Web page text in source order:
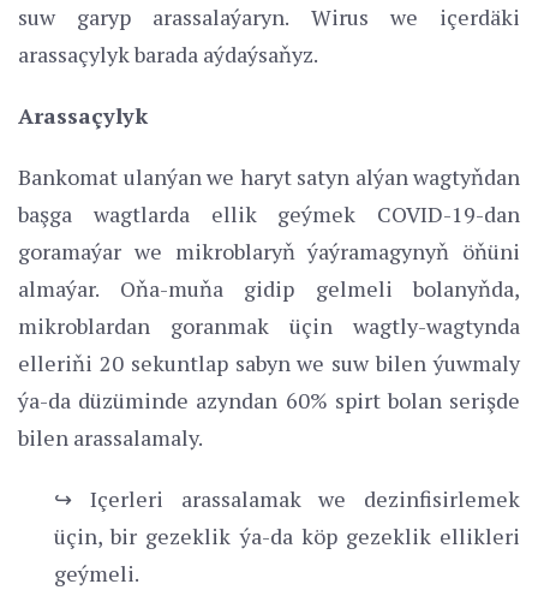
suw garyp arassalaýaryn. Wirus we içerdäki
arassaçylyk barada aýdaýsaňyz.
Arassaçylyk
Bankomat ulanýan we haryt satyn alýan wagtyňdan
başga wagtlarda ellik geýmek COVID-19-dan
goramaýar we mikroblaryň ýaýramagynyň öňüni
almaýar. Oňa-muňa gidip gelmeli bolanyňda,
mikroblardan goranmak üçin wagtly-wagtynda
elleriňi 20 sekuntlap sabyn we suw bilen ýuwmaly
ýa-da düzüminde azyndan 60% spirt bolan serişde
bilen arassalamaly.
↪ Içerleri arassalamak we dezinfisirlemek
üçin, bir gezeklik ýa-da köp gezeklik ellikleri
geýmeli.